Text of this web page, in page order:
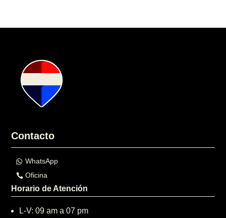
Contacto
WhatsApp
Oficina
Horario de Atención
L-V: 09 am a 07 pm